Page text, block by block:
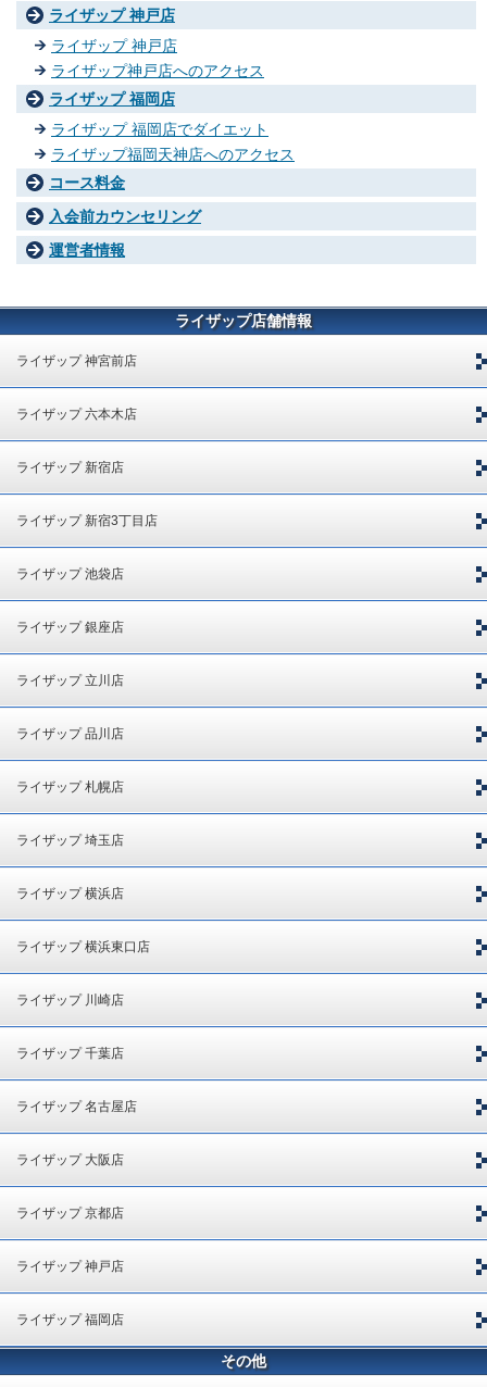
ライザップ 神戸店
ライザップ 神戸店
ライザップ神戸店へのアクセス
ライザップ 福岡店
ライザップ 福岡店でダイエット
ライザップ福岡天神店へのアクセス
コース料金
入会前カウンセリング
運営者情報
ライザップ店舗情報
ライザップ 神宮前店
ライザップ 六本木店
ライザップ 新宿店
ライザップ 新宿3丁目店
ライザップ 池袋店
ライザップ 銀座店
ライザップ 立川店
ライザップ 品川店
ライザップ 札幌店
ライザップ 埼玉店
ライザップ 横浜店
ライザップ 横浜東口店
ライザップ 川崎店
ライザップ 千葉店
ライザップ 名古屋店
ライザップ 大阪店
ライザップ 京都店
ライザップ 神戸店
ライザップ 福岡店
その他